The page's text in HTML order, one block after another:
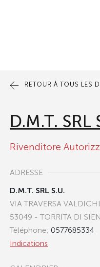
RETOUR À TOUS LES
D.M.T. SRL
Rivenditore
ADRESSE
D.M.T. SRL S.U.
VIA TRAVERSA
53049 - TORRITA DI
Téléphone: 0577685334
Indications